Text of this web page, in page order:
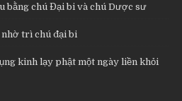
bằng chú Đại bi và chú Dược sư
nhờ trì chú đại bi
kinh lạy phật một ngày liền khỏi